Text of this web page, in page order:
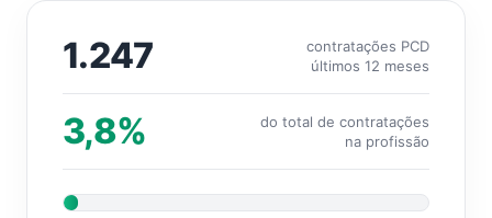
1.247
contratações PCD
últimos 12 meses
3,8%
do total de contratações
na profissão